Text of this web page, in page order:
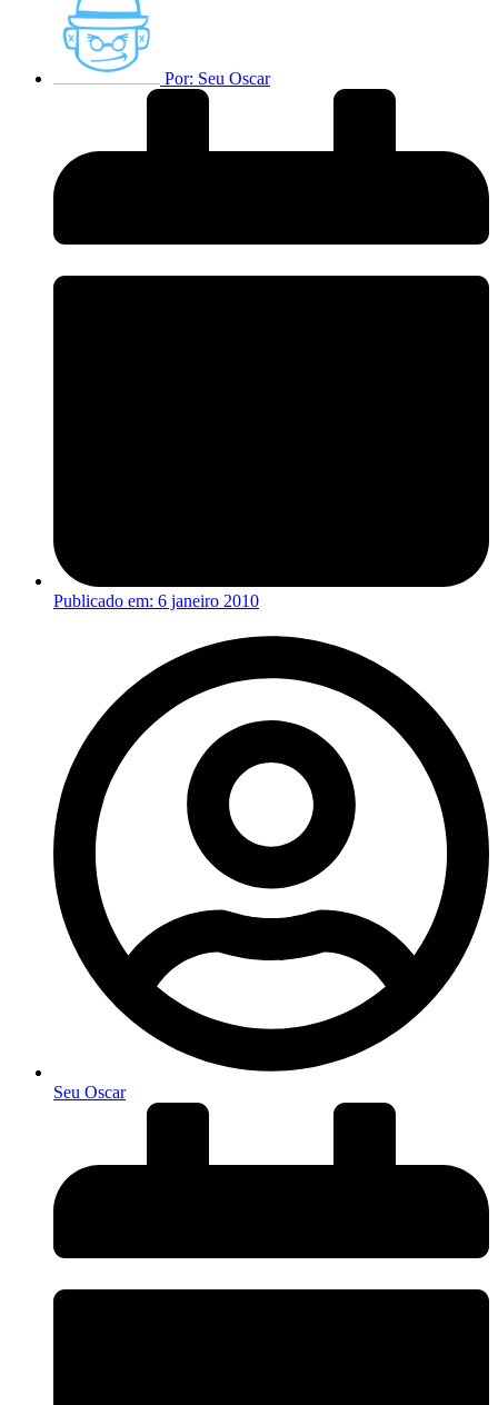
Por: Seu Oscar
Publicado em: 6 janeiro 2010
Seu Oscar